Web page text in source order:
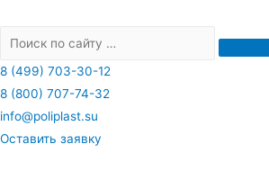
8 (499) 703-30-12
8 (800) 707-74-32
info@poliplast.su
Оставить заявку